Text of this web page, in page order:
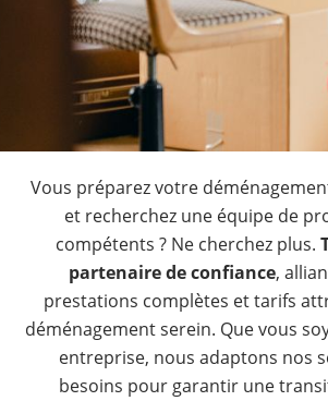
Vous préparez votre
et recherchez une équipe de
compétents ? Ne cherchez plus.
partenaire de confiance,
prestations complètes et tarifs
déménagement serein. Que vous
entreprise, nous adaptons nos
besoins pour garantir une